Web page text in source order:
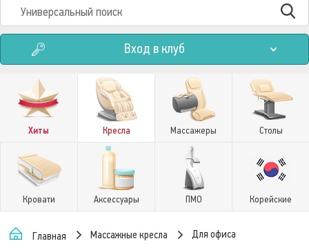
Вход в клуб
Хиты Кресла Массажеры Столы
Кровати Аксессуары ПМО Корейские
Главная Массажные кресла Для офиса